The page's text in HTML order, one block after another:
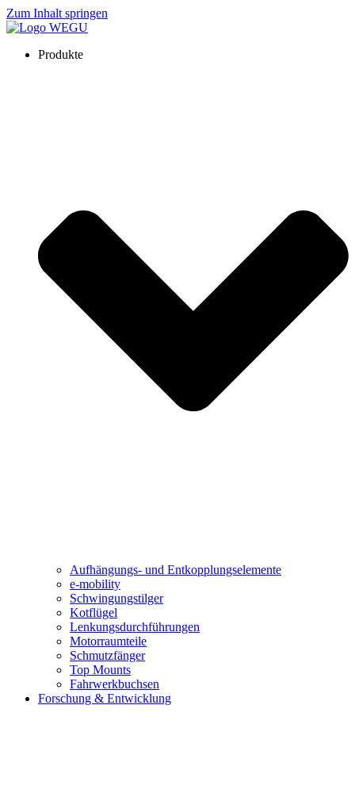
Zum Inhalt springen
Produkte
Aufhängungs- und Entkopplungselemente
e-mobility
Schwingungstilger
Kotflügel
Lenkungsdurchführungen
Motorraumteile
Schmutzfänger
Top Mounts
Fahrwerkbuchsen
Forschung & Entwicklung